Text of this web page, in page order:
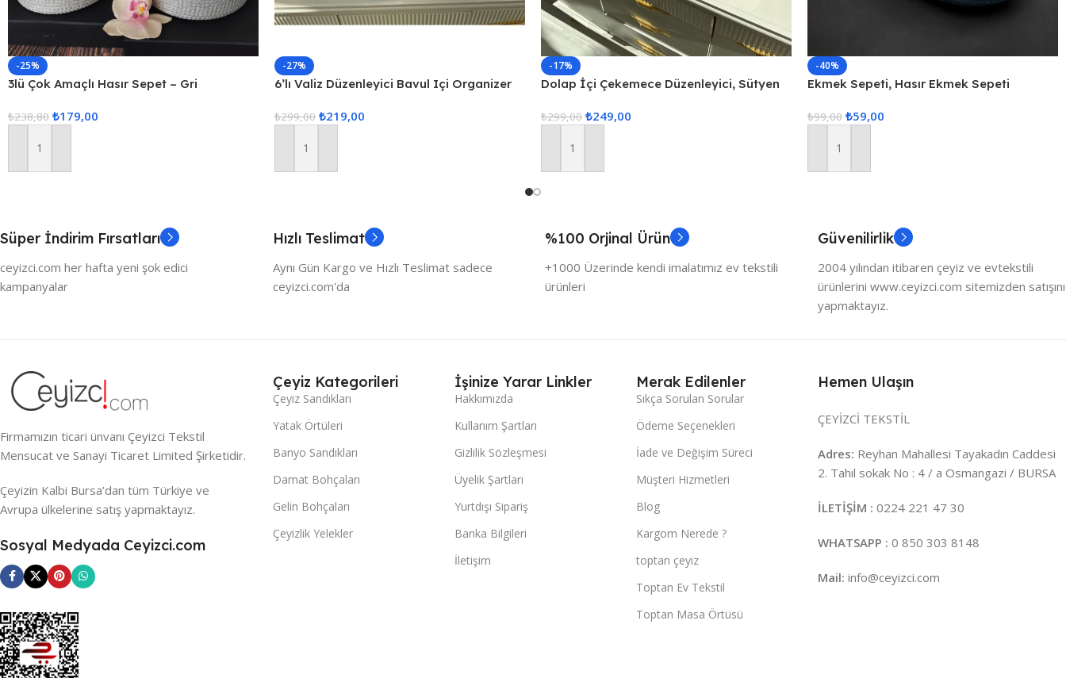
-25%
3lü Çok Amaçlı Hasır Sepet – Gri
₺238,80 ₺179,00
Sepete Ekle
-27%
6’lı Valiz Düzenleyici Bavul Içi Organizer
₺299,00 ₺219,00
Sepete Ekle
-17%
Dolap İçi Çekemece Düzenleyici, Sütyen
Çekmece İçi Düzenle
₺299,00 ₺249,00
Sepete Ekle
-40%
Ekmek Sepeti, Hasır Ekmek Sepeti
₺99,00 ₺59,00
Sepete Ekle
Süper İndirim Fırsatları
ceyizci.com her hafta yeni şok edici
kampanyalar
Hızlı Teslimat
Aynı Gün Kargo ve Hızlı Teslimat sadece
ceyizci.com'da
%100 Orjinal Ürün
+1000 Üzerinde kendi imalatımız ev tekstili
ürünleri
Güvenilirlik
2004 yılından itibaren çeyiz ve evtekstili
ürünlerini www.ceyizci.com sitemizden satışını
yapmaktayız.
Firmamızın ticari ünvanı Çeyizci Tekstil
Mensucat ve Sanayi Ticaret Limited Şirketidir.
Çeyizin Kalbi Bursa’dan tüm Türkiye ve
Avrupa ülkelerine satış yapmaktayız.
Sosyal Medyada Ceyizci.com
Çeyiz Kategorileri
Çeyiz Sandıkları
Yatak Örtüleri
Banyo Sandıkları
Damat Bohçaları
Gelin Bohçaları
Çeyizlik Yelekler
İşinize Yarar Linkler
Hakkımızda
Kullanım Şartları
Gizlilik Sözleşmesi
Üyelik Şartları
Yurtdışı Sipariş
Banka Bilgileri
İletişim
Merak Edilenler
Sıkça Sorulan Sorular
Ödeme Seçenekleri
İade ve Değişim Süreci
Müşteri Hizmetleri
Blog
Kargom Nerede ?
toptan çeyiz
Toptan Ev Tekstil
Toptan Masa Örtüsü
Hemen Ulaşın
ÇEYİZCİ TEKSTİL
Adres: Reyhan Mahallesi Tayakadın Caddesi
2. Tahıl sokak No : 4 / a Osmangazi / BURSA
İLETİŞİM : 0224 221 47 30
WHATSAPP : 0 850 303 8148
Mail: info@ceyizci.com